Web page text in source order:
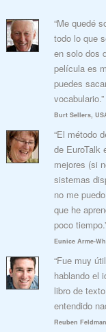
“Me quedé
todo lo que
en solo dos
película es
puedes
vocabulario.”
Burt Sellers,
“El método
de EuroTalk
mejores (si
sistemas
no me
que he
poco
Eunice Arme-
“Fue muy
hablando el
libro de
entendido
Reuben